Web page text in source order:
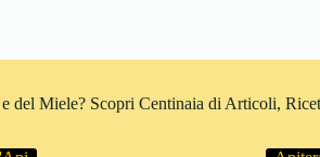
del Miele? Scopri Centinaia di Articoli,